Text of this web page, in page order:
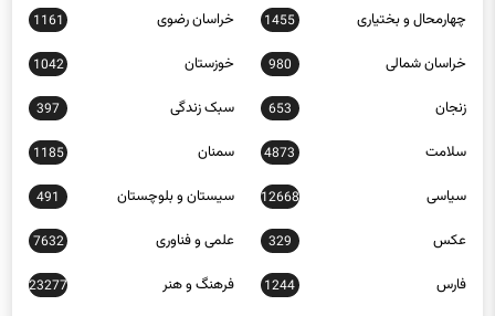
چهارمحال و بختیاری 1455 خراسان رضوی 1161
خراسان شمالی 980 خوزستان 1042
زنجان 653 سبک زندگی 397
سلامت 4873 سمنان 1185
سیاسی 12668 سیستان و بلوچستان 491
عکس 329 علمی و فناوری 7632
فارس 1244 فرهنگ و هنر 23277